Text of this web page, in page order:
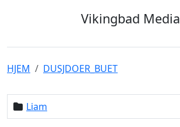
Vikingbad Media
HJEM DUSJDOER_BUET
Liam